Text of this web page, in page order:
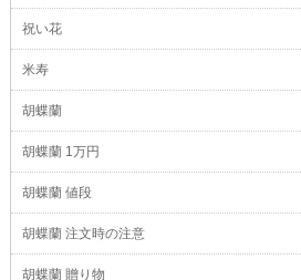
祝い花
米寿
胡蝶蘭
胡蝶蘭 1万円
胡蝶蘭 値段
胡蝶蘭 注文時の注意
胡蝶蘭 贈り物